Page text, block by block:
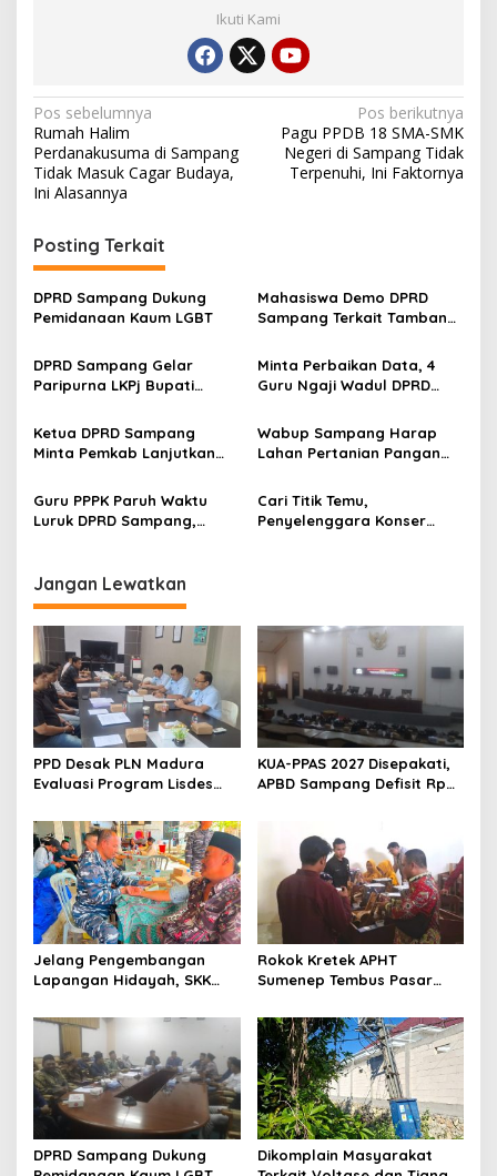
Ikuti Kami
Navigasi
pos
Pos sebelumnya
Rumah Halim
Perdanakusuma di Sampang
Tidak Masuk Cagar Budaya,
Ini Alasannya
Pos berikutnya
Pagu PPDB 18 SMA-SMK
Negeri di Sampang Tidak
Terpenuhi, Ini Faktornya
Posting Terkait
DPRD Sampang Dukung
Pemidanaan Kaum LGBT
Mahasiswa Demo DPRD
Sampang Terkait Tambang
DPRD Sampang Gelar
Paripurna LKPj Bupati
Minta Perbaikan Data, 4
Guru Ngaji Wadul DPRD
Ketua DPRD Sampang
Minta Pemkab Lanjutkan
Masyarakat
Wabup Sampang Harap
Lahan Pertanian Pangan
Guru PPPK Paruh Waktu
Luruk DPRD Sampang,
Cari Titik Temu,
Penyelenggara Konser
Jangan Lewatkan
PPD Desak PLN Madura
Evaluasi Program Lisdes
KUA-PPAS 2027 Disepakati,
APBD Sampang Defisit Rp
Jelang Pengembangan
Lapangan Hidayah, SKK
Perkuat Sinergi dengan
Nelayan Sampang
Rokok Kretek APHT
Sumenep Tembus Pasar
DPRD Sampang Dukung
Dikomplain Masyarakat